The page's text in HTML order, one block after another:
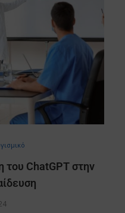
του ChatGPT στην